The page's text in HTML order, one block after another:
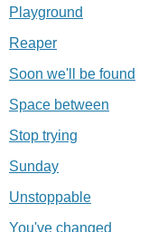
Playground
Reaper
Soon we'll be found
Space between
Stop trying
Sunday
Unstoppable
You've changed